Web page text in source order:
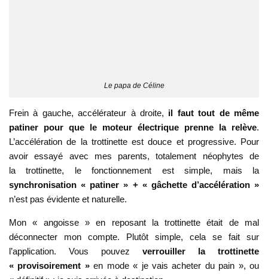
Le papa de Céline
Frein à gauche, accélérateur à droite, il faut tout de même
patiner pour que le moteur électrique prenne la relève.
L’accélération de la trottinette est douce et progressive. Pour
avoir essayé avec mes parents, totalement néophytes de
la trottinette, le fonctionnement est simple, mais la
synchronisation « patiner » + « gâchette d’accélération »
n’est pas évidente et naturelle.
Mon « angoisse » en reposant la trottinette était de mal
déconnecter mon compte. Plutôt simple, cela se fait sur
l’application. Vous pouvez verrouiller la trottinette
« provisoirement »en mode « je vais acheter du pain », ou